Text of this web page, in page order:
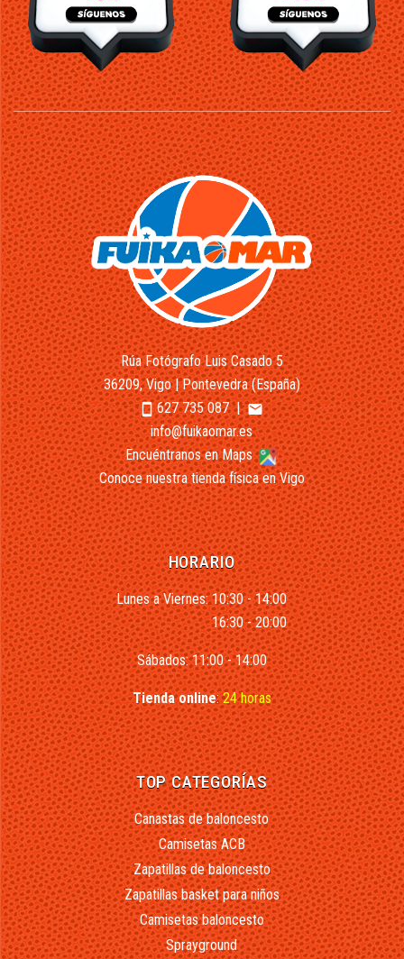
Rúa Fotógrafo Luis Casado 5
36209, Vigo | Pontevedra (España)
smartphone627 735 087|email
info@fuikaomar.es
Encuéntranos en Maps
Conoce nuestra tienda física en Vigo
HORARIO
Lunes a Viernes: 10:30 - 14:00
16:30 - 20:00
Sábados: 11:00 - 14:00
Tienda online:24 horas
TOP CATEGORÍAS
Canastas de baloncesto
Camisetas ACB
Zapatillas de baloncesto
Zapatillas basket para niños
Camisetas baloncesto
Sprayground